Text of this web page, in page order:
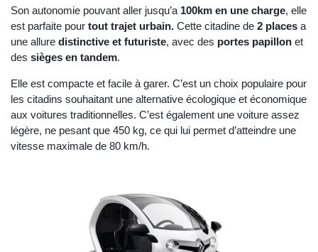
Son autonomie pouvant aller jusqu’a 100km en une charge, elle
est parfaite pour tout trajet urbain. Cette citadine de 2 places a
une allure distinctive et futuriste, avec des portes papillon et
des sièges en tandem.
Elle est compacte et facile à garer. C’est un choix populaire pour
les citadins souhaitant une alternative écologique et économique
aux voitures traditionnelles. C’est également une voiture assez
légère, ne pesant que 450 kg, ce qui lui permet d’atteindre une
vitesse maximale de 80 km/h.